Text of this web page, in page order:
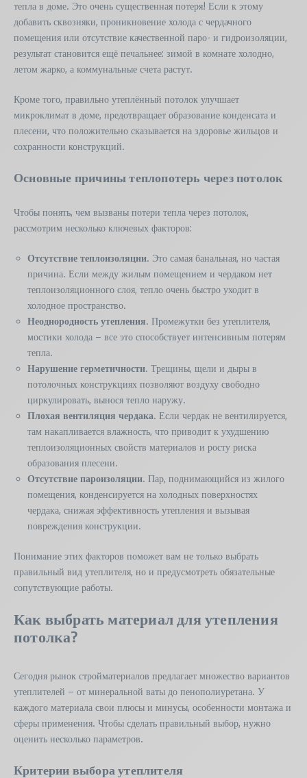
тепла в доме. Это очень существенная потеря! Если к этому
добавить сквозняки, проникновение холода с чердачного
помещения или отсутствие качественной паро- и гидроизоляции,
результат становится ещё печальнее: зимой в комнате холодно,
летом жарко, а коммунальные счета растут.
Кроме того, правильно утеплённый потолок улучшает
микроклимат в доме, предотвращает образование конденсата и
плесени, что положительно сказывается на здоровье жильцов и
сохранности конструкций.
Основные причины теплопотерь через потолок
Чтобы понять, чем вызваны потери тепла через потолок,
рассмотрим несколько ключевых факторов:
Отсутствие теплоизоляции. Это самая банальная, но частая
причина. Если между жилым помещением и чердаком нет
теплоизоляционного слоя, тепло очень быстро уходит в
холодное пространство.
Неоднородность утепления. Промежутки без утеплителя,
мостики холода – все это способствует интенсивным потерям
тепла.
Нарушение герметичности. Трещины, щели и дыры в
потолочных конструкциях позволяют воздуху свободно
циркулировать, вынося тепло наружу.
Плохая вентиляция чердака. Если чердак не вентилируется,
там накапливается влажность, что приводит к ухудшению
теплоизоляционных свойств материалов и росту риска
образования плесени.
Отсутствие пароизоляции. Пар, поднимающийся из жилого
помещения, конденсируется на холодных поверхностях
чердака, снижая эффективность утепления и вызывая
повреждения конструкции.
Понимание этих факторов поможет вам не только выбрать
правильный вид утеплителя, но и предусмотреть обязательные
сопутствующие работы.
Как выбрать материал для утепления
потолка?
Сегодня рынок стройматериалов предлагает множество вариантов
утеплителей – от минеральной ваты до пенополиуретана. У
каждого материала свои плюсы и минусы, особенности монтажа и
сферы применения. Чтобы сделать правильный выбор, нужно
оценить несколько параметров.
Критерии выбора утеплителя